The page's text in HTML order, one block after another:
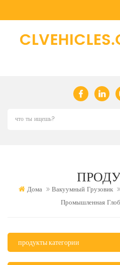
Дома Вакуумный Грузовик
Промышленная
продукты категории